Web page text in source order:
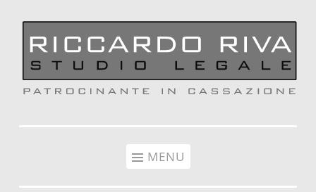
MENU